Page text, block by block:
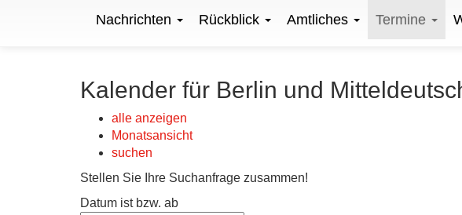
Nachrichten Rückblick Amtliches Termine
Kalender für Berlin und
alle anzeigen
Monatsansicht
suchen
Stellen Sie Ihre Suchanfrage zusammen!
Datum ist bzw. ab